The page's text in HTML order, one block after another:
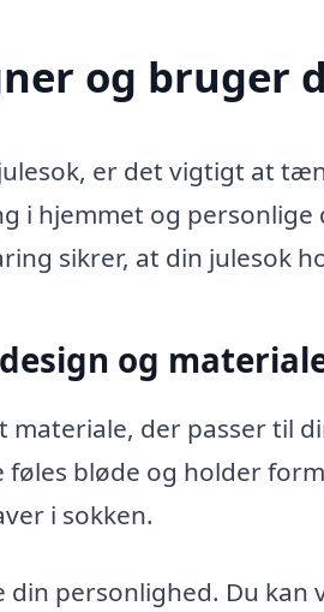
og bruger
er det vigtigt at
i hjemmet og
sikrer, at din julesok
og
materiale, der passer til
bløde og holder
i sokken.
din personlighed. Du